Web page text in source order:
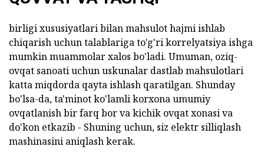
birligi xususiyatlari bilan mahsulot hajmi ishlab
chiqarish uchun talablariga to'g'ri korrelyatsiya ishga
mumkin muammolar xalos bo'ladi. Umuman, oziq-
ovqat sanoati uchun uskunalar dastlab mahsulotlari
katta miqdorda qayta ishlash qaratilgan. Shunday
bo'lsa-da, ta'minot ko'lamli korxona umumiy
ovqatlanish bir farq bor va kichik ovqat xonasi va
do'kon etkazib - Shuning uchun, siz elektr silliqlash
mashinasini aniqlash kerak.